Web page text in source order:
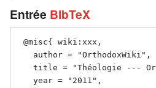
Entrée BibTeX